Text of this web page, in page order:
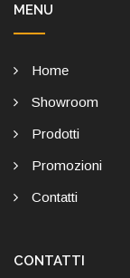
MENU
Home
Showroom
Prodotti
Promozioni
Contatti
CONTATTI